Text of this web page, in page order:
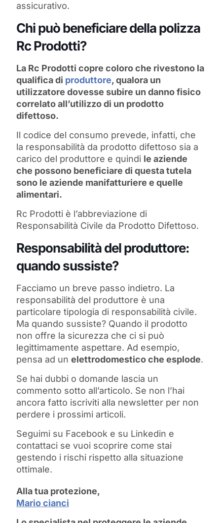
assicurativo.
Chi può beneficiare della polizza
Rc Prodotti?
La Rc Prodotti copre coloro che rivestono la
qualifica di produttore, qualora un
utilizzatore dovesse subire un danno fisico
correlato all’utilizzo di un prodotto
difettoso.
Il codice del consumo prevede, infatti, che
la responsabilità da prodotto difettoso sia a
carico del produttore e quindi le aziende
che possono beneficiare di questa tutela
sono le aziende manifatturiere e quelle
alimentari.
Rc Prodotti è l’abbreviazione di
Responsabilità Civile da Prodotto Difettoso.
Responsabilità del produttore:
quando sussiste?
Facciamo un breve passo indietro. La
responsabilità del produttore è una
particolare tipologia di responsabilità civile.
Ma quando sussiste? Quando il prodotto
non offre la sicurezza che ci si può
legittimamente aspettare. Ad esempio,
pensa ad un elettrodomestico che esplode.
Se hai dubbi o domande lascia un
commento sotto all’articolo. Se non l’hai
ancora fatto iscriviti alla newsletter per non
perdere i prossimi articoli.
Seguimi su Facebook e su Linkedin e
contattaci se vuoi scoprire come stai
gestendo i rischi rispetto alla situazione
ottimale.
Alla tua protezione,
Mario cianci